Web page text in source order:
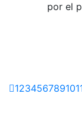
por el
12345678910